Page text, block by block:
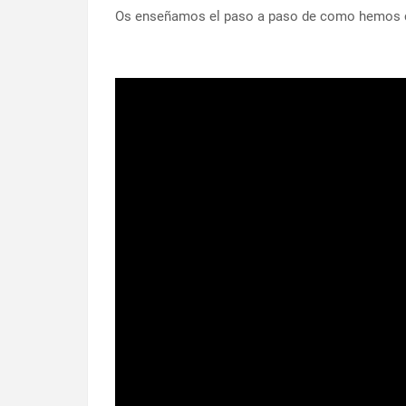
Os enseñamos el paso a paso de como